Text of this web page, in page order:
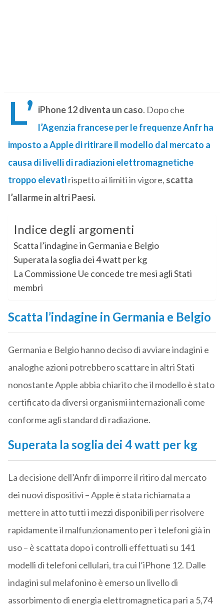
L’ iPhone 12 diventa un caso. Dopo che
l’Agenzia francese per le frequenze Anfr ha
imposto a Apple di ritirare il modello dal mercato a
causa di livelli di radiazioni elettromagnetiche
troppo elevatirispetto ai limiti in vigore, scatta
l’allarme in altri Paesi.
Indice degli argomenti
Scatta l’indagine in Germania e Belgio
Superata la soglia dei 4 watt per kg
La Commissione Ue concede tre mesi agli Stati
membri
Scatta l’indagine in Germania e Belgio
Germania e Belgio hanno deciso di avviare indagini e
analoghe azioni potrebbero scattare in altri Stati
nonostante Apple abbia chiarito che il modello è stato
certificato da diversi organismi internazionali come
conforme agli standard di radiazione.
Superata la soglia dei 4 watt per kg
La decisione dell’Anfr di imporre il ritiro dal mercato
dei nuovi dispositivi – Apple è stata richiamata a
mettere in atto tutti i mezzi disponibili per risolvere
rapidamente il malfunzionamento per i telefoni già in
uso – è scattata dopo i controlli effettuati su 141
modelli di telefoni cellulari, tra cui l’iPhone 12. Dalle
indagini sul melafonino è emerso un livello di
assorbimento di energia elettromagnetica pari a 5,74